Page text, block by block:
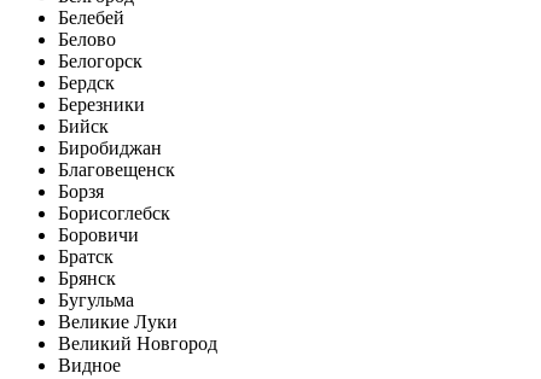
Белебей
Белово
Белогорск
Бердск
Березники
Бийск
Биробиджан
Благовещенск
Борзя
Борисоглебск
Боровичи
Братск
Брянск
Бугульма
Великие Луки
Великий Новгород
Видное